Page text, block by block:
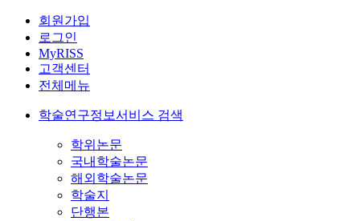
회원가입
로그인
MyRISS
고객센터
전체메뉴
학술연구정보서비스 검색
학위논문
국내학술논문
해외학술논문
학술지
단행본